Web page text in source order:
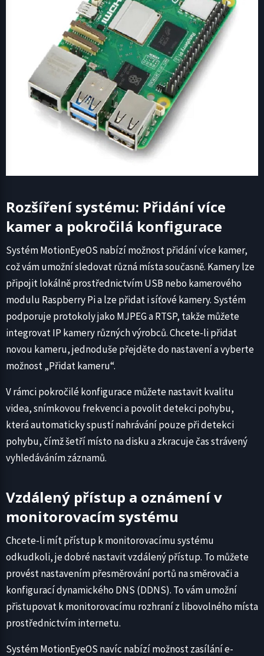
Rozšíření systému: Přidání více
kamer a pokročilá konfigurace
Systém MotionEyeOS nabízí možnost přidání více kamer,
což vám umožní sledovat různá místa současně. Kamery lze
připojit lokálně prostřednictvím USB nebo kamerového
modulu Raspberry Pi a lze přidat i síťové kamery. Systém
podporuje protokoly jako MJPEG a RTSP, takže můžete
integrovat IP kamery různých výrobců. Chcete-li přidat
novou kameru, jednoduše přejděte do nastavení a vyberte
možnost „Přidat kameru“.
V rámci pokročilé konfigurace můžete nastavit kvalitu
videa, snímkovou frekvenci a povolit detekci pohybu,
která automaticky spustí nahrávání pouze při detekci
pohybu, čímž šetří místo na disku a zkracuje čas strávený
vyhledáváním záznamů.
Vzdálený přístup a oznámení v
monitorovacím systému
Chcete-li mít přístup k monitorovacímu systému
odkudkoli, je dobré nastavit vzdálený přístup. To můžete
provést nastavením přesměrování portů na směrovači a
konfigurací dynamického DNS (DDNS). To vám umožní
přistupovat k monitorovacímu rozhraní z libovolného místa
prostřednictvím internetu.
Systém MotionEyeOS navíc nabízí možnost zasílání e-